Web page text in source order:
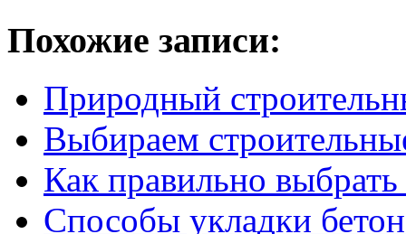
Похожие записи:
Природный
Выбираем
Как правильно
Способы укладки